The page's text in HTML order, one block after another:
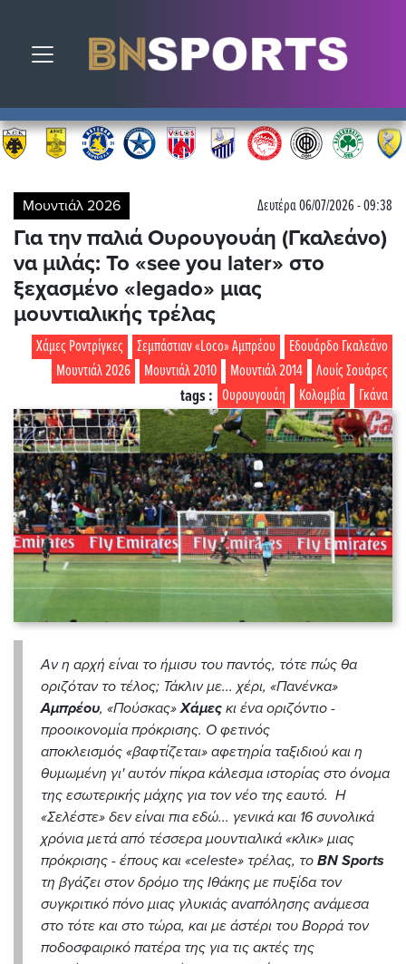
Toggle navigation
Μουντιάλ 2026 Δευτέρα 06/07/2026 - 09:38
Για την παλιά Ουρουγουάη (Γκαλεάνο)
να μιλάς: Το «see you later» στο
ξεχασμένο «legado» μιας
μουντιαλικής τρέλας
Εδουάρδο Γκαλεάνο
Σεμπάστιαν «Loco» Αμπρέου
Χάμες Ροντρίγκες
Λουίς Σουάρες
Μουντιάλ 2014
Μουντιάλ 2010
Μουντιάλ 2026
Γκάνα
Κολομβία
Ουρουγουάη
tags :
Αν η αρχή είναι το ήμισυ του παντός, τότε πώς θα
οριζόταν το τέλος; Τάκλιν με... χέρι, «Πανένκα»
Αμπρέου, «Πούσκας»Χάμες κι ένα οριζόντιο -
προοικονομία πρόκρισης. O φετινός
αποκλεισμός «βαφτίζεται» αφετηρία ταξιδιού και η
θυμωμένη γι' αυτόν πίκρα κάλεσμα ιστορίας στο όνομα
της εσωτερικής μάχης για τον νέο της εαυτό. Η
«Σελέστε» δεν είναι πια εδώ... γενικά και 16 συνολικά
χρόνια μετά από τέσσερα μουντιαλικά «κλικ» μιας
πρόκρισης - έπους και «celeste» τρέλας, το BN Sports
τη βγάζει στον δρόμο της Ιθάκης με πυξίδα τον
συγκριτικό πόνο μιας γλυκιάς αναπόλησης ανάμεσα
στο τότε και στο τώρα, και με άστέρι του Βορρά τον
ποδοσφαιρικό πατέρα της για τις ακτές της